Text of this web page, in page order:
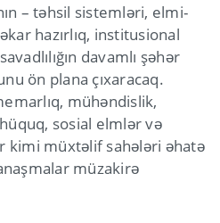
– təhsil sistemləri, elmi-
hazırlıq, institusional
davamlı şəhər
ön plana çıxaracaq.
mühəndislik,
sosial elmlər və
kimi müxtəlif sahələri əhatə
müzakirə